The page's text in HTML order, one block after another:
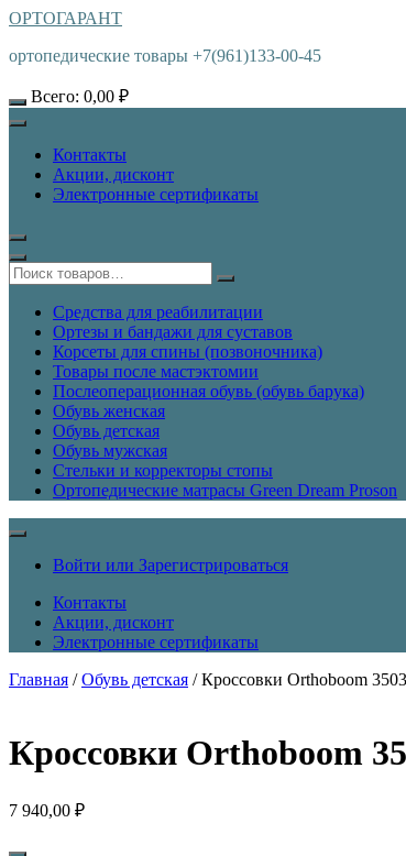
ОРТОГАРАНТ
ортопедические товары +7(961)133-00-45
Всего: 0,00 ₽
Контакты
Акции, дисконт
Электронные сертификаты
Средства для реабилитации
Ортезы и бандажи для суставов
Корсеты для спины (позвоночника)
Товары после мастэктомии
Послеоперационная обувь (обувь барука)
Обувь женская
Обувь детская
Обувь мужская
Стельки и корректоры стопы
Ортопедические матрасы Green Dream Proson
Войти или Зарегистрироваться
Контакты
Акции, дисконт
Электронные сертификаты
Главная /Обувь детская / Кроссовки Orthoboom
Кроссовки Orthoboom
7 940,00 ₽